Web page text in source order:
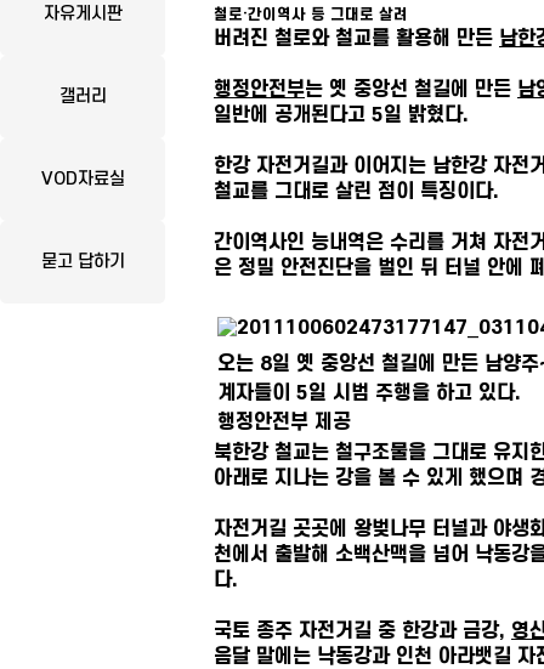
자유게시판
갤러리
VOD자료실
묻고 답하기
철로·간이역사 등 그대로 살려
버려진 철로와 철교를 활용해 만든 남한
행정안전부는 옛 중앙선 철길에 만든 남
일반에 공개된다고 5일 밝혔다.
한강 자전거길과 이어지는 남한강 자
철교를 그대로 살린 점이 특징이다.
간이역사인 능내역은 수리를 거쳐 자전
은 정밀 안전진단을 벌인 뒤 터널 안에
오는 8일 옛 중앙선 철길에 만든 남양
계자들이 5일 시범 주행을 하고 있다.
행정안전부 제공
북한강 철교는 철구조물을 그대로 유지
아래로 지나는 강을 볼 수 있게 했으며
자전거길 곳곳에 왕벚나무 터널과 야생
천에서 출발해 소백산맥을 넘어 낙동
다.
국토 종주 자전거길 중 한강과 금강, 영
음달 말에는 낙동강과 인천 아라뱃길 자